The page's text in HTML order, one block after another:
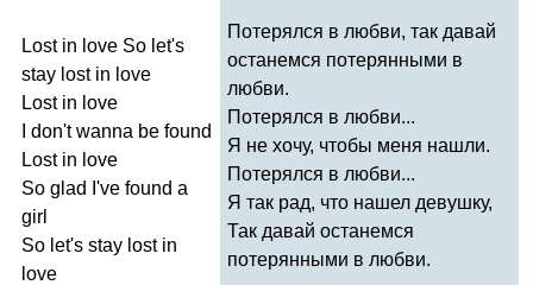
Lost in love So let's
stay lost in love
Lost in love
don't wanna be found
Lost in love
So glad I've found a
girl
So let's stay lost in
love
Потерялся в любви, так давай
останемся потерянными в
любви.
Потерялся в любви...
Я не хочу, чтобы меня нашли.
Потерялся в любви...
Я так рад, что нашел девушку,
Так давай останемся
потерянными в любви.